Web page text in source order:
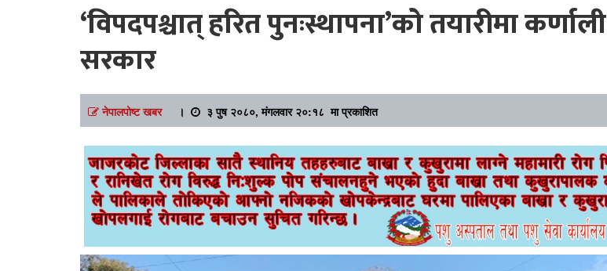
‘विपदपश्चात् हरित पुनःस्थापना’को तयारीमा कर्णाली
सरकार
नेपालपोष्ट खबर। ३ पुष २०८०, मंगलवार २०:१८ मा प्रकाशित